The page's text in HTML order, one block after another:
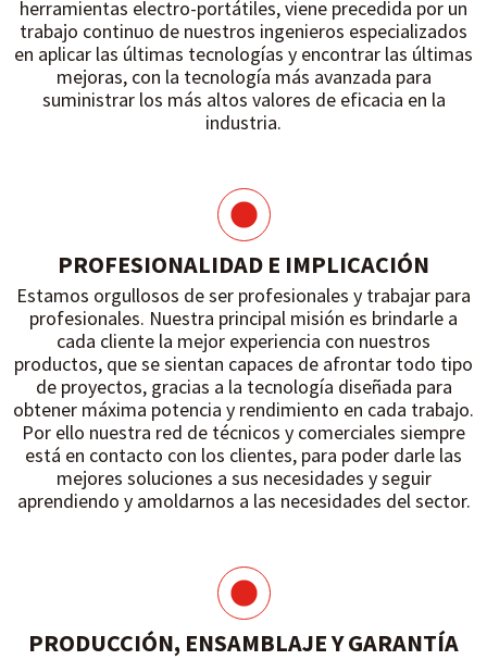
herramientas electro-portátiles, viene precedida por un
trabajo continuo de nuestros ingenieros especializados
en aplicar las últimas tecnologías y encontrar las últimas
mejoras, con la tecnología más avanzada para
suministrar los más altos valores de eficacia en la
industria.
PROFESIONALIDAD E IMPLICACIÓN
Estamos orgullosos de ser profesionales y trabajar para
profesionales. Nuestra principal misión es brindarle a
cada cliente la mejor experiencia con nuestros
productos, que se sientan capaces de afrontar todo tipo
de proyectos, gracias a la tecnología diseñada para
obtener máxima potencia y rendimiento en cada trabajo.
Por ello nuestra red de técnicos y comerciales siempre
está en contacto con los clientes, para poder darle las
mejores soluciones a sus necesidades y seguir
aprendiendo y amoldarnos a las necesidades del sector.
PRODUCCIÓN, ENSAMBLAJE Y GARANTÍA